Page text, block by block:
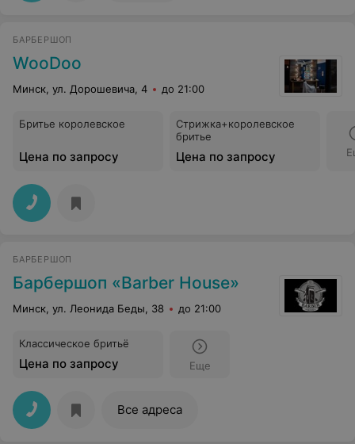
БАРБЕРШОП
WooDoo
Минск, ул. Дорошевича, 4 до 21:00
Бритье королевское
Цена по запросу
Стрижка+королевское
бритье
Цена по запросу
БАРБЕРШОП
Барбершоп «Barber House»
Минск, ул. Леонида Беды, 38 до 21:00
Классическое бритьё
Цена по запросу Еще
Все адреса